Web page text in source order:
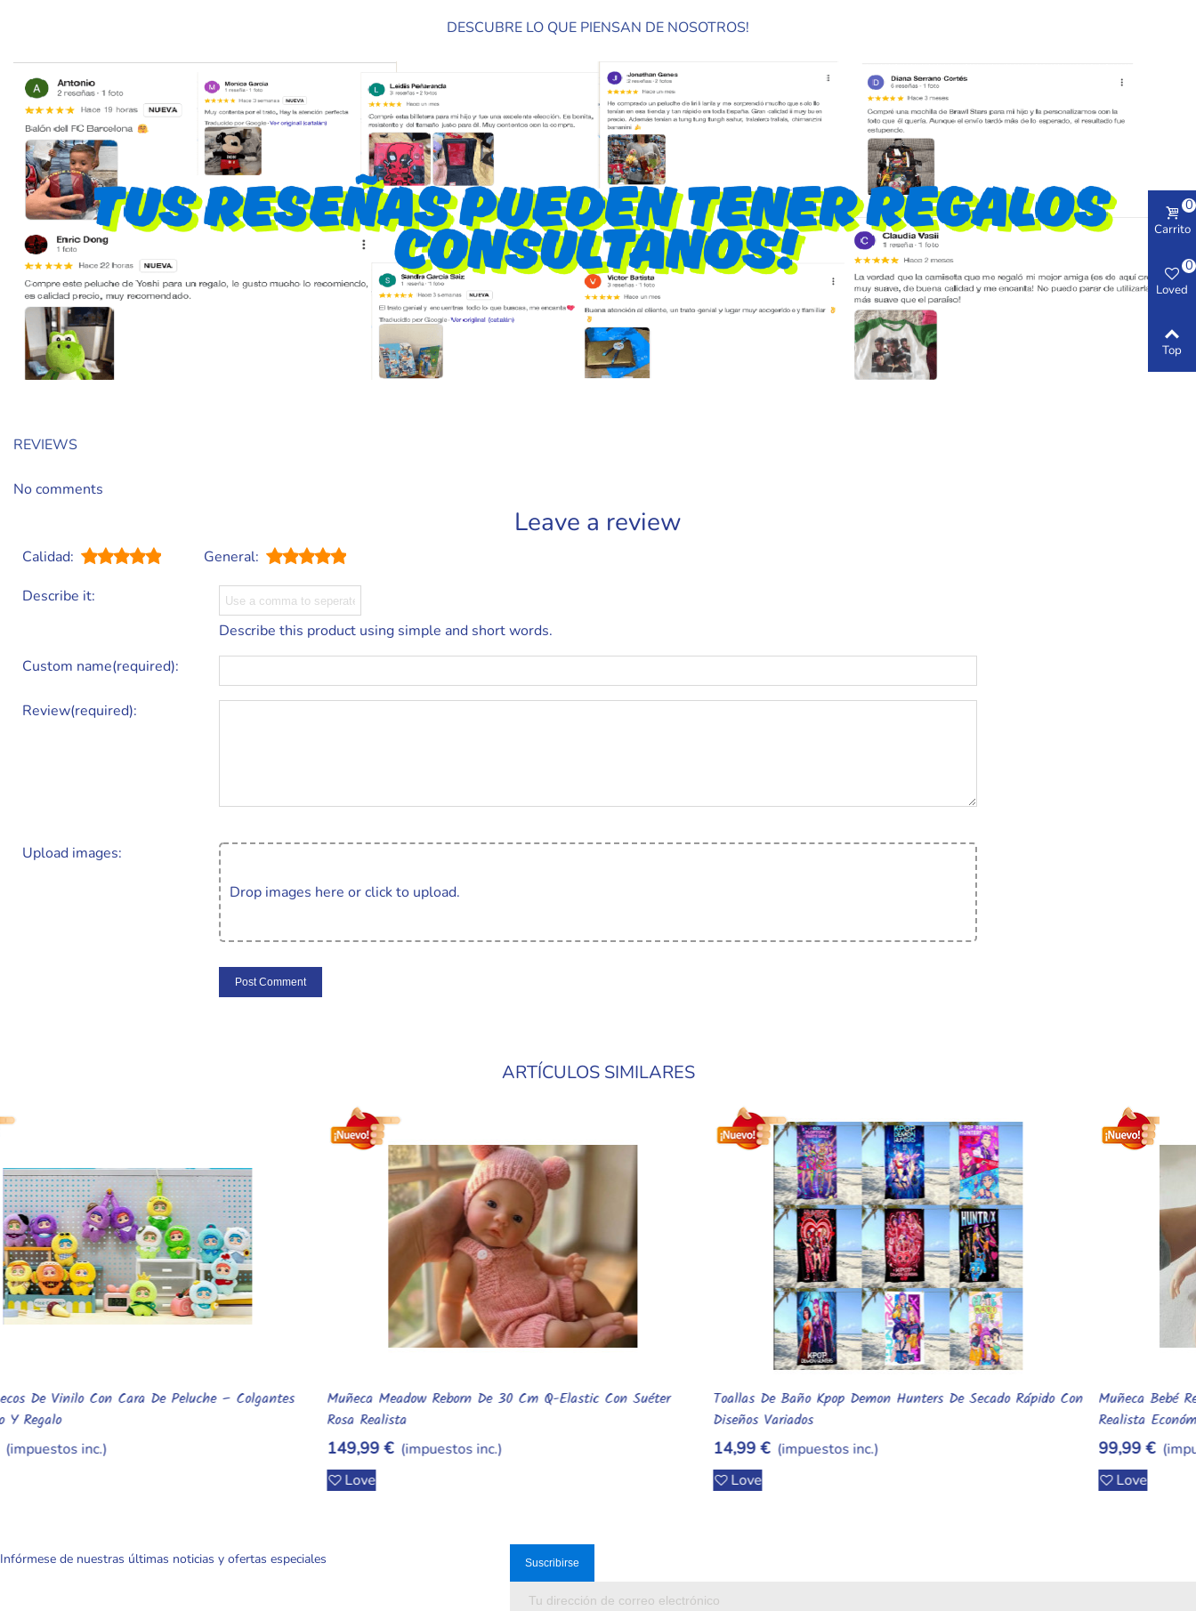
DESCUBRE LO QUE PIENSAN DE NOSOTROS!
REVIEWS
No comments
Leave a review
Calidad:
General:
Describe it:
Describe this product using simple and short words.
Custom name(required):
Review(required):
Upload images:
Drop images here or click to upload.
ARTÍCULOS SIMILARES
Añadir Al Carrito
Muñeca Meadow Reborn De 30 Cm Q-Elastic Con Suéter
Rosa Realista
149,99 € (impuestos inc.)
Añadir Al Carrito
Toallas De Baño Kpop Demon Hunters De Secado Rápido Con
14,99 € (impuestos inc.)
Añadir Al Carrito
Muñeca Bebé Reborn De Silicona Suave Y Elástica – Mini
Realista Económica
99,99 € (impuestos inc.)
–
Infórmese de nuestras últimas noticias y ofertas especiales
Carrito
0
Loved
0
Top